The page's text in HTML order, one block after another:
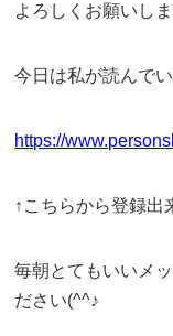
よろしくお願いしま
今日は私が読んで
https://
↑こちらから登録出
毎朝とてもいいメ
ださい(^^♪